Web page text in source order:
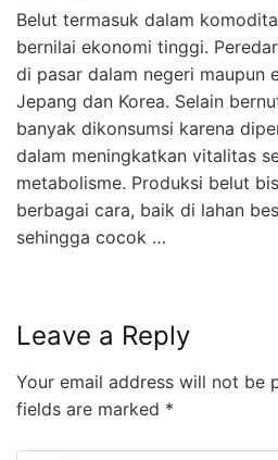
Belut termasuk dalam
bernilai ekonomi tinggi.
di pasar dalam negeri maupun
Jepang dan Korea. Selain
banyak dikonsumsi karena
dalam meningkatkan vitalitas
metabolisme. Produksi belut
berbagai cara, baik di lahan
sehingga cocok …
Leave a Reply
Your email address will not be
fields are marked *